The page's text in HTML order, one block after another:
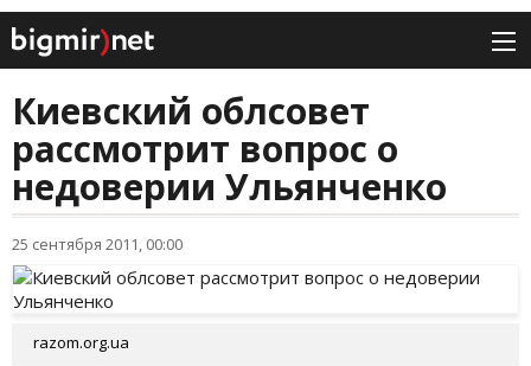
Киевский облсовет
рассмотрит вопрос о
недоверии Ульянченко
25 сентября 2011, 00:00
razom.org.ua